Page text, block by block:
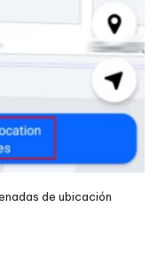
de ubicación